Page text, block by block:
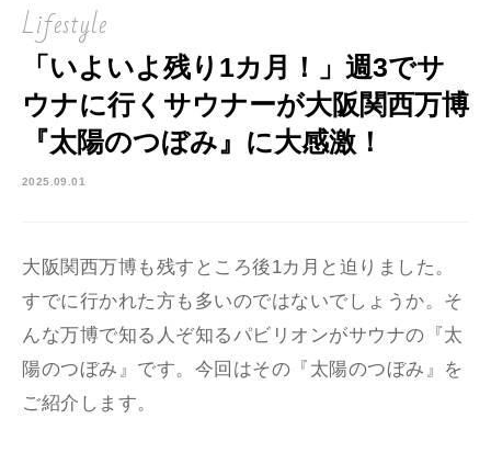
Lifestyle
「いよいよ残り1カ月！」週3でサ
ウナに行くサウナーが大阪関西万博
『太陽のつぼみ』に大感激！
2025.09.01
大阪関西万博も残すところ後1カ月と迫りました。
すでに行かれた方も多いのではないでしょうか。そ
んな万博で知る人ぞ知るパビリオンがサウナの『太
陽のつぼみ』です。今回はその『太陽のつぼみ』を
ご紹介します。